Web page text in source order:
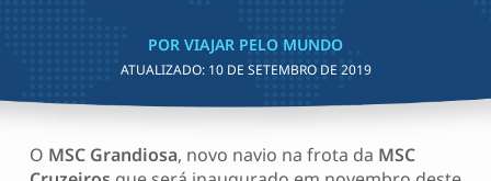
POR VIAJAR PELO MUNDO
ATUALIZADO: 10 DE SETEMBRO DE 2019
O MSC Grandiosa, novo navio na frota da MSC